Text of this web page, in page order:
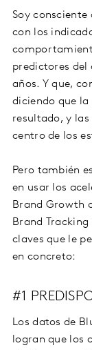
Soy
con los
predictores
años. Y que,
diciendo que la
resultado, y las
centro de los
Pero también
en usar los
Brand Growth
Brand
claves que le
en concreto:
#1
Los datos de
logran que los